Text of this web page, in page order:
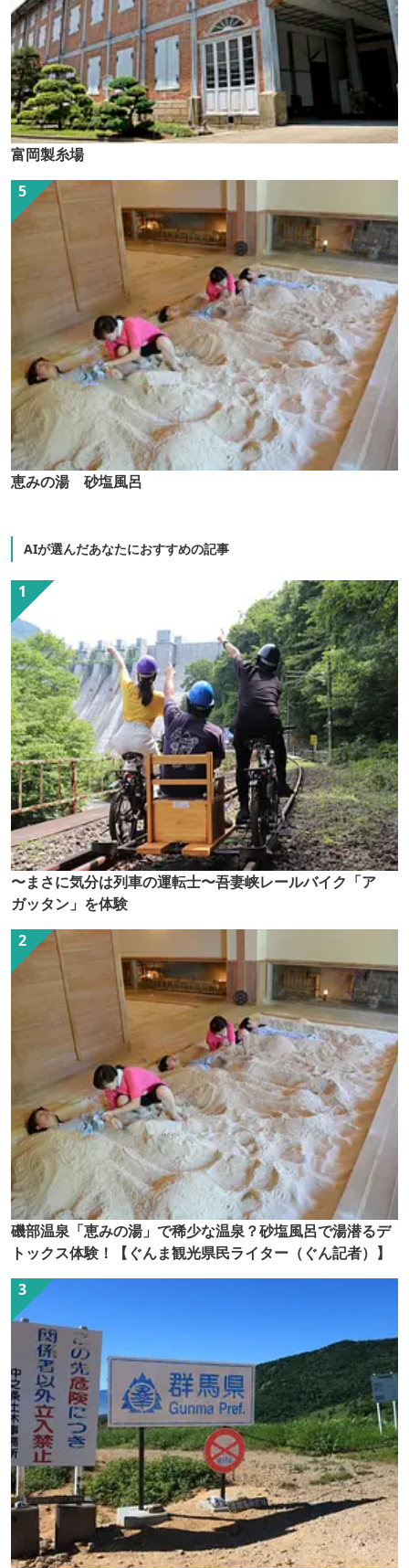
富岡製糸場
恵みの湯 砂塩風呂
AIが選んだあなたにおすすめの記事
〜まさに気分は列車の運転士〜吾妻峡レールバイク「ア
ガッタン」を体験
磯部温泉「恵みの湯」で稀少な温泉？砂塩風呂で湯潜るデ
トックス体験！【ぐんま観光県民ライター（ぐん記者）】